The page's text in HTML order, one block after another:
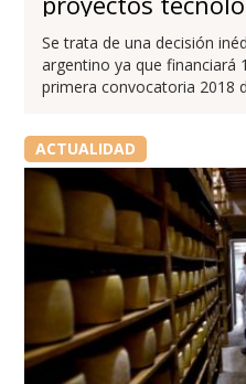
Se trata de una decisión
argentino ya que financiará
primera convocatoria 2018
ACTUALIDAD